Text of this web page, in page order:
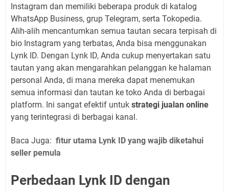
Instagram dan memiliki beberapa produk di katalog
WhatsApp Business, grup Telegram, serta Tokopedia.
Alih-alih mencantumkan semua tautan secara terpisah di
bio Instagram yang terbatas, Anda bisa menggunakan
Lynk ID. Dengan Lynk ID, Anda cukup menyertakan satu
tautan yang akan mengarahkan pelanggan ke halaman
personal Anda, di mana mereka dapat menemukan
semua informasi dan tautan ke toko Anda di berbagai
platform. Ini sangat efektif untuk strategi jualan online
yang terintegrasi di berbagai kanal.
Baca Juga: fitur utama Lynk ID yang wajib diketahui
seller pemula
Perbedaan Lynk ID dengan